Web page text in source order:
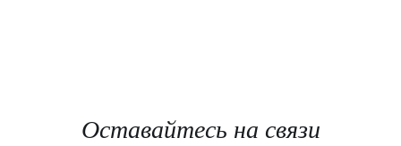
Оставайтесь на связи